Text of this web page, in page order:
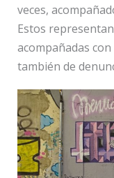
veces,
Estos representan
acompañadas
también de